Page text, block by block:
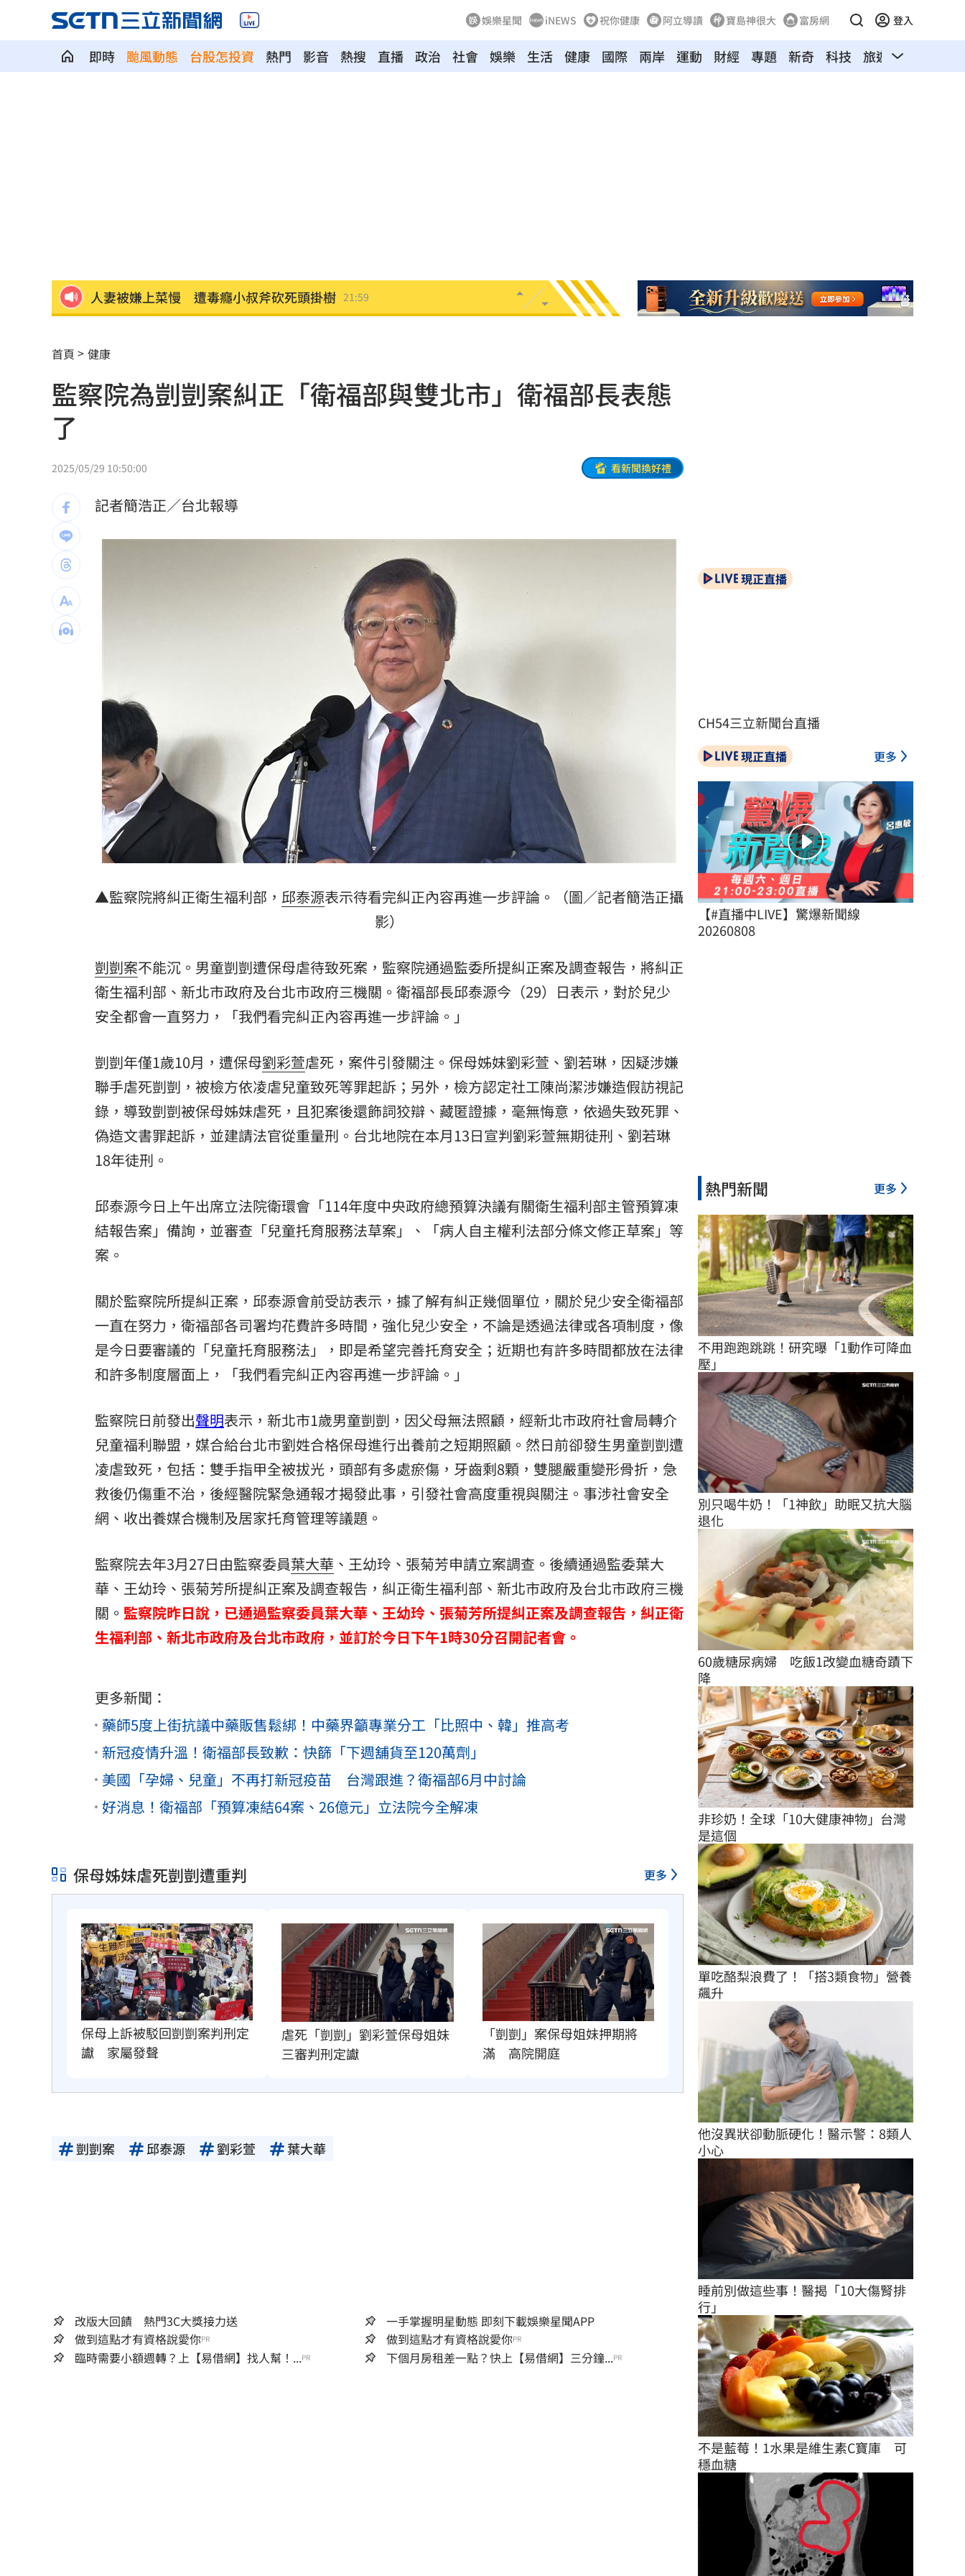
娛樂星聞 iNEWS 祝你健康 阿立導讀 寶島神很大 富房網 登入
即時 颱風動態 台股怎投資 熱門 影音 熱搜 直播 政治 社會 娛樂 生活 健康 國際 兩岸 運動 財經 專題 新奇 科技 旅遊 汽車
人妻被嫌上菜慢 遭毒癮小叔斧砍死頭掛樹 21:59
以為益生菌護腎 他餐餐泡菜2週後險洗腎
白海豚暴風圈縮小！氣象署揭「降雨熱區」 21:42
新／永和豆漿創始人在台北離世 享壽70歲
新／新竹宣布！五峰尖石8校明停課但上班
21:09
21:04
下週鬼門開12禁忌風水 家中2物易招好兄弟 20:57
Apink降臨高雄 她新歌曝光：唱不好別發 20:57
吃剉冰拉到脫水洗腎 醫揭1類人4大危機
台灣彩券開獎直播中
LIVE三立+24小時直播 15:27
三立iNEWS新聞台線上直播 18:00
台彩父親節推新刮刮樂千萬頭獎超「爸」氣 12:00
「拍片人的多重宇宙」職涯論壇9/12登場！ 10:30
8國球員齊聚高雄 Formosa 7s掀足球熱潮 10:00
理想混蛋號召粉絲跨海追星吃美食！ 18:15
首頁 健康
監察院為剴剴案糾正「衛福部與雙北市」衛福部長表態
了
2025/05/29 10:50:00 看新聞換好禮
記者簡浩正／台北報導
▲監察院將糾正衛生福利部， 邱泰源表示待看完糾正內容再進一步評論。（圖／記者簡浩正攝
影）
剴剴案不能沉。男童剴剴遭保母虐待致死案，監察院通過監委所提糾正案及調查報告，將糾正
衛生福利部、新北市政府及台北市政府三機關。衛福部長邱泰源今（29）日表示，對於兒少
安全都會一直努力，「我們看完糾正內容再進一步評論。」
剴剴年僅1歲10月，遭保母劉彩萱虐死，案件引發關注。保母姊妹劉彩萱、劉若琳，因疑涉嫌
聯手虐死剴剴，被檢方依凌虐兒童致死等罪起訴；另外，檢方認定社工陳尚潔涉嫌造假訪視記
錄，導致剴剴被保母姊妹虐死，且犯案後還飾詞狡辯、藏匿證據，毫無悔意，依過失致死罪、
偽造文書罪起訴，並建請法官從重量刑。台北地院在本月13日宣判劉彩萱無期徒刑、劉若琳
18年徒刑。
邱泰源今日上午出席立法院衛環會「114年度中央政府總預算決議有關衛生福利部主管預算凍
結報告案」備詢，並審查「兒童托育服務法草案」、「病人自主權利法部分條文修正草案」等
案。
關於監察院所提糾正案，邱泰源會前受訪表示，據了解有糾正幾個單位，關於兒少安全衛福部
一直在努力，衛福部各司署均花費許多時間，強化兒少安全，不論是透過法律或各項制度，像
是今日要審議的「兒童托育服務法」，即是希望完善托育安全；近期也有許多時間都放在法律
和許多制度層面上，「我們看完糾正內容再進一步評論。」
監察院日前發出聲明表示，新北市1歲男童剴剴，因父母無法照顧，經新北市政府社會局轉介
兒童福利聯盟，媒合給台北市劉姓合格保母進行出養前之短期照顧。然日前卻發生男童剴剴遭
凌虐致死，包括：雙手指甲全被拔光，頭部有多處瘀傷，牙齒剩8顆，雙腿嚴重變形骨折，急
救後仍傷重不治，後經醫院緊急通報才揭發此事，引發社會高度重視與關注。事涉社會安全
網、收出養媒合機制及居家托育管理等議題。
監察院去年3月27日由監察委員葉大華 、王幼玲、張菊芳申請立案調查。後續通過監委葉大
華、王幼玲、張菊芳所提糾正案及調查報告，糾正衛生福利部、新北市政府及台北市政府三機
關。 監察院昨日說，已通過監察委員葉大華、王幼玲、張菊芳所提糾正案及調查報告，糾正衛
生福利部、新北市政府及台北市政府，並訂於今日下午1時30分召開記者會。
更多新聞：
藥師5度上街抗議中藥販售鬆綁！中藥界籲專業分工「比照中、韓」推高考
新冠疫情升溫！衛福部長致歉：快篩「下週舖貨至120萬劑」
美國「孕婦、兒童」不再打新冠疫苗 台灣跟進？衛福部6月中討論
好消息！衛福部「預算凍結64案、26億元」立法院今全解凍
保母姊妹虐死剴剴遭重判 更多
保母上訴被駁回剴剴案判刑定
讞　家屬發聲
虐死「剴剴」劉彩萱保母姐妹
三審判刑定讞
「剴剴」案保母姐妹押期將
滿　高院開庭
剴剴案 邱泰源 劉彩萱 葉大華
改版大回饋 熱門3C大獎接力送
一手掌握明星動態 即刻下載娛樂星聞APP
做到這點才有資格說愛你PR 做到這點才有資格說愛你PR
臨時需要小額週轉？上【易借網】找人幫！...PR 下個月房租差一點？快上【易借網】三分鐘...PR
現正直播
CH54三立新聞台直播
現正直播 更多
【#直播中LIVE】驚爆新聞線
20260808
熱門新聞 更多
不用跑跑跳跳！研究曝「1動作可降血
壓」
別只喝牛奶！「1神飲」助眠又抗大腦
退化
60歲糖尿病婦　吃飯1改變血糖奇蹟下
降
非珍奶！全球「10大健康神物」台灣
是這個
單吃酪梨浪費了！「搭3類食物」營養
飆升
他沒異狀卻動脈硬化！醫示警：8類人
小心
睡前別做這些事！醫揭「10大傷腎排
行」
不是藍莓！1水果是維生素C寶庫　可
穩血糖